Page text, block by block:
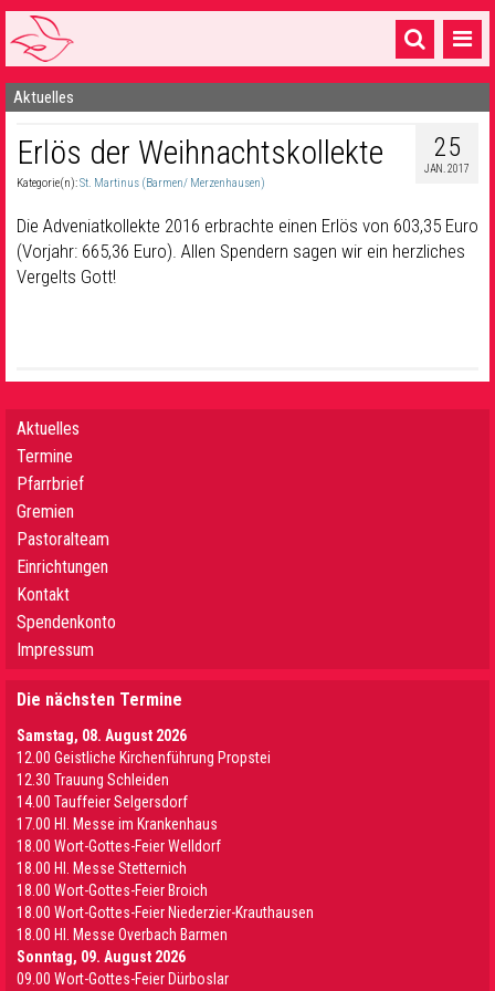
Startseite
1 Pfarrei
16 Gemeinden & mehr
Gottesdienste & Sinnsuche
Sakramente & Feste
Seelsorge & Kontakt
Aktuelles
25
JAN. 2017
Erlös der Weihnachtskollekte
Kategorie(n):St. Martinus (Barmen/ Merzenhausen)
Die Adveniatkollekte 2016 erbrachte einen Erlös von 603,35 Euro
(Vorjahr: 665,36 Euro). Allen Spendern sagen wir ein herzliches
Vergelts Gott!
Aktuelles
Termine
Pfarrbrief
Gremien
Pastoralteam
Einrichtungen
Kontakt
Spendenkonto
Impressum
Die nächsten Termine
Samstag, 08. August 2026
12.00 Geistliche Kirchenführung Propstei
12.30 Trauung Schleiden
14.00 Tauffeier Selgersdorf
17.00 Hl. Messe im Krankenhaus
18.00 Wort-Gottes-Feier Welldorf
18.00 Hl. Messe Stetternich
18.00 Wort-Gottes-Feier Broich
18.00 Wort-Gottes-Feier Niederzier-Krauthausen
18.00 Hl. Messe Overbach Barmen
Sonntag, 09. August 2026
09.00 Wort-Gottes-Feier Dürboslar